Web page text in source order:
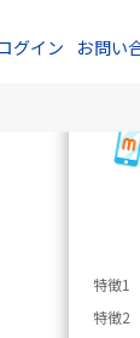
グイン お問い
特徴1
特徴2